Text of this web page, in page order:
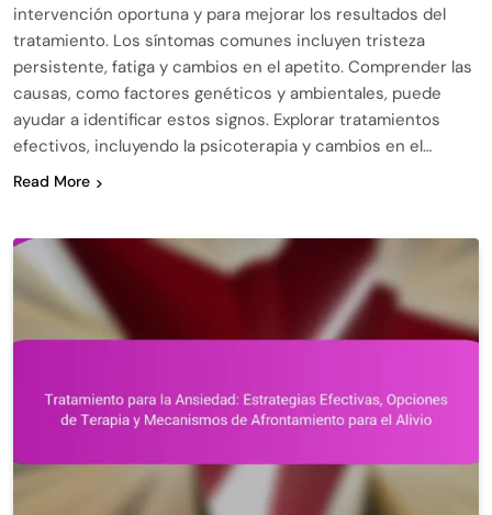
intervención oportuna y para mejorar los resultados del
tratamiento. Los síntomas comunes incluyen tristeza
persistente, fatiga y cambios en el apetito. Comprender las
causas, como factores genéticos y ambientales, puede
ayudar a identificar estos signos. Explorar tratamientos
efectivos, incluyendo la psicoterapia y cambios en el…
Read More